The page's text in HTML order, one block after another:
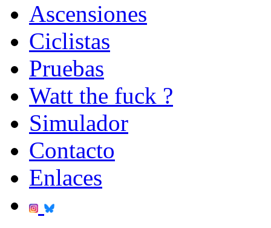
Ascensiones
Ciclistas
Pruebas
Watt the fuck ?
Simulador
Contacto
Enlaces